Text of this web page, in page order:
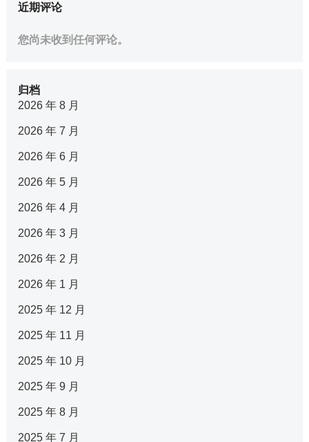
近期评论
您尚未收到任何评论。
归档
2026 年 8 月
2026 年 7 月
2026 年 6 月
2026 年 5 月
2026 年 4 月
2026 年 3 月
2026 年 2 月
2026 年 1 月
2025 年 12 月
2025 年 11 月
2025 年 10 月
2025 年 9 月
2025 年 8 月
2025 年 7 月